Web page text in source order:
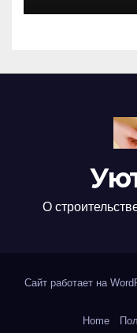
О
Сайт работает на
Home